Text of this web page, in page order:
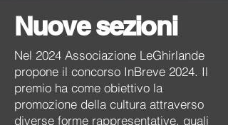
Nuove sezioni
Nel 2024 Associazione LeGhirlande
propone il concorso InBreve 2024. Il
premio ha come obiettivo la
promozione della cultura attraverso
diverse forme rappresentative, quali